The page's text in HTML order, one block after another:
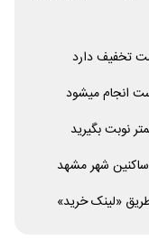
تخفیف دارد
انجام میشود
شهر مشهد
«لینک خرید»